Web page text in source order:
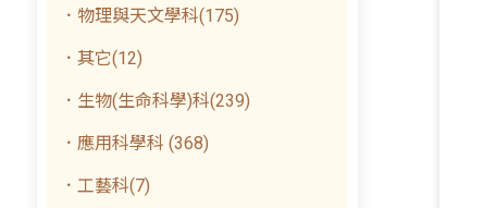
．物理與天文學科(175)
．其它(12)
．生物(生命科學)科(239)
．應用科學科 (368)
．工藝科(7)